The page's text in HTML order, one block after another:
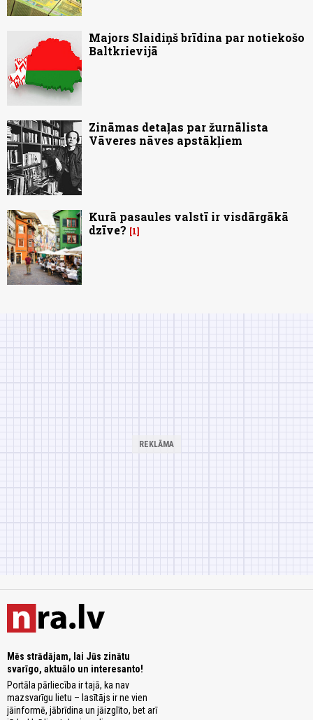
Majors Slaidiņš brīdina par notiekošo
Baltkrievijā
Zināmas detaļas par žurnālista
Vāveres nāves apstākļiem
Kurā pasaules valstī ir visdārgākā
dzīve?
1
Mēs strādājam, lai Jūs zinātu
svarīgo, aktuālo un interesanto!
Portāla pārliecība ir tajā, ka nav
mazsvarīgu lietu – lasītājs ir ne vien
jāinformē, jābrīdina un jāizglīto, bet arī